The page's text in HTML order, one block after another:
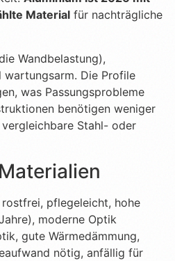
Material für nachträgliche
Wandbelastung),
Die Profile
was Passungsprobleme
benötigen weniger
Stahl- oder
rostfrei, pflegeleicht, hohe
moderne Optik
gute Wärmedämmung,
nötig, anfällig für